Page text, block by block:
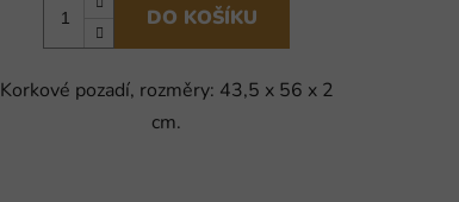
DO KOŠÍKU
Korkové pozadí, rozměry: 43,5 x 56 x 2
cm.